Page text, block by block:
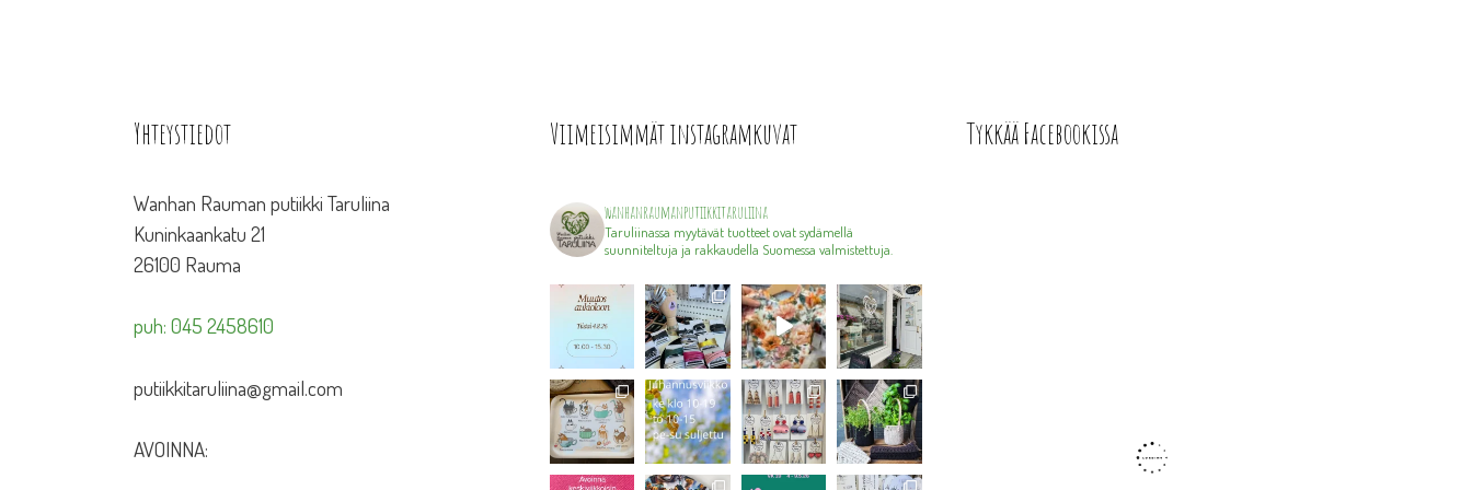
Yhteystiedot
Wanhan Rauman putiikki Taruliina
Kuninkaankatu 21
26100 Rauma
puh: 045 2458610
putiikkitaruliina@gmail.com
AVOINNA:
Viimeisimmät instagramkuvat
wanhanraumanputiikkitaruliina
Taruliinassa myytävät tuotteet ovat sydämellä
suunniteltuja ja rakkaudella Suomessa valmistettuja.
Tykkää Facebookissa